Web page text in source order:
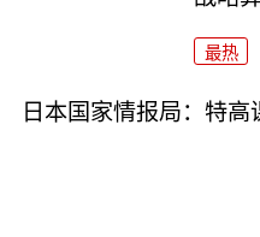
最热
日本国家情报局：特